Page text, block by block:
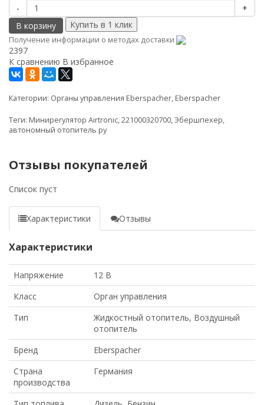
-
+
В корзину
Получение информации о методах доставки
2397
К сравнению В избранное
Категории: Органы управления Eberspacher, Eberspacher
Теги: Минирегулятор Airtronic,221000320700,Эбершпехер,
автономный отопитель ру
Отзывы покупателей
Список пуст
Характеристики Отзывы
Характеристики
Напряжение
12 В
Класс
Орган управления
Тип
Жидкостный отопитель, Воздушный
отопитель
Бренд
Eberspacher
Страна
производства
Германия